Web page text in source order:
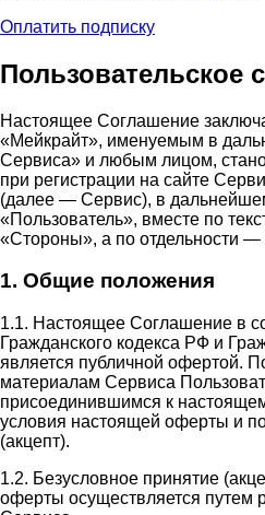
Оплатить подписку
Пользовательское
Настоящее Соглашение
«Мейкрайт», именуемым в
Сервиса» и любым лицом,
при регистрации на сайте
(далее — Сервис), в
«Пользователь», вместе по
«Стороны», а по отдельности —
1. Общие положения
1.1. Настоящее Соглашение в
Гражданского кодекса РФ и
является публичной офертой.
материалам Сервиса
присоединившимся к
условия настоящей оферты и
(акцепт).
1.2. Безусловное принятие
оферты осуществляется путем